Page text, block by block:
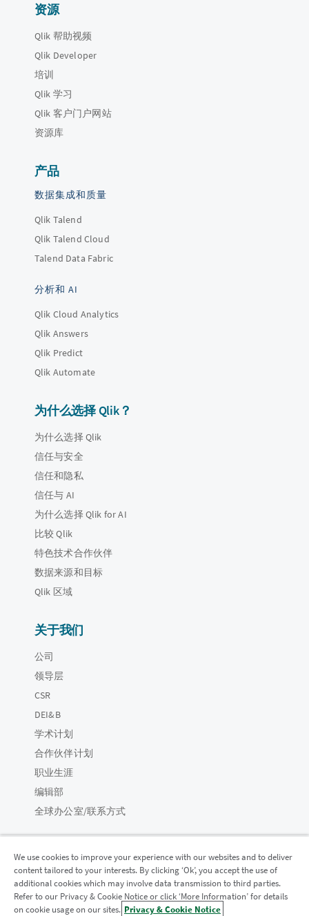
资源
Qlik 帮助视频
Qlik Developer
培训
Qlik 学习
Qlik 客户门户网站
资源库
产品
数据集成和质量
Qlik Talend
Qlik Talend Cloud
Talend Data Fabric
分析和 AI
Qlik Cloud Analytics
Qlik Answers
Qlik Predict
Qlik Automate
为什么选择 Qlik？
为什么选择 Qlik
信任与安全
信任和隐私
信任与 AI
为什么选择 Qlik for AI
比较 Qlik
特色技术合作伙伴
数据来源和目标
Qlik 区域
关于我们
公司
领导层
CSR
DEI&B
学术计划
合作伙伴计划
职业生涯
编辑部
全球办公室/联系方式
Qlik 社区
We use cookies to improve your experience with our websites and to deliver
content tailored to your interests. By clicking ‘Ok’, you accept the use of
additional cookies which may involve data transmission to third parties.
Refer to our Privacy & Cookie Notice or click ‘More Information’ for details
on cookie usage on our sites. Privacy & Cookie Notice